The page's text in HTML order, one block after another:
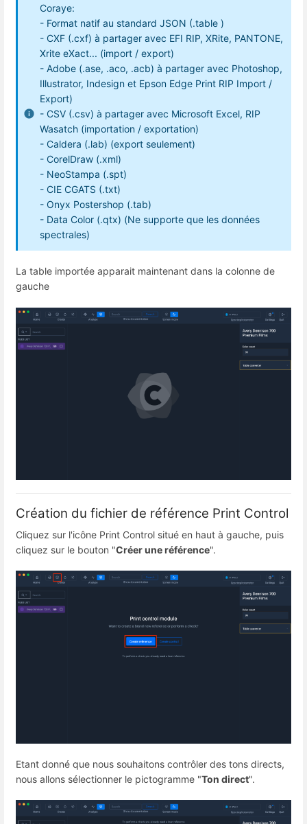
Coraye:
- Format natif au standard JSON (.table )
- CXF (.cxf) à partager avec EFI RIP, XRite, PANTONE,
Xrite eXact... (import / export)
- Adobe (.ase, .aco, .acb) à partager avec Photoshop,
Illustrator, Indesign et Epson Edge Print RIP Import /
Export)
- CSV (.csv) à partager avec Microsoft Excel, RIP
Wasatch (importation / exportation)
- Caldera (.lab) (export seulement)
- CorelDraw (.xml)
- NeoStampa (.spt)
- CIE CGATS (.txt)
- Onyx Postershop (.tab)
- Data Color (.qtx) (Ne supporte que les données
spectrales)
La table importée apparait maintenant dans la colonne de
gauche
Création du fichier de référence Print Control
Cliquez sur l'icône Print Control situé en haut à gauche, puis
cliquez sur le bouton "Créer une référence".
Etant donné que nous souhaitons contrôler des tons directs,
nous allons sélectionner le pictogramme "Ton direct".